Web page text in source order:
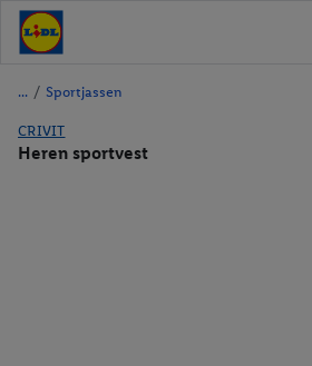
/ Sportjassen
CRIVIT
Heren sportvest